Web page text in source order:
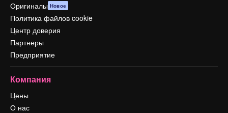
Оригиналы Новое
Политика файлов cookie
Центр доверия
Партнеры
Предприятие
Компания
Цены
О нас